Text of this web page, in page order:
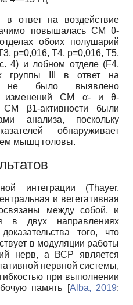
ответ на воздействие
повышалась СМ θ-
обоих полушарий
p=0,016, T4, p=0,016, T5,
4) и лобном отделе (F4,
группы III в ответ на
не было выявлено
изменений СМ α- и θ-
СМ β1-активности были
анализа, поскольку
обнаруживает
мышц головы.
интеграции (Thayer,
и вегетативная
между собой, и
в двух направлениях
того, что
в модуляции работы
нерв, а ВСР является
нервной системы,
при выполнении
память
[Alba, 2019;